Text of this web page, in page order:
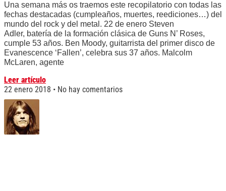
Una semana más os traemos este recopilatorio con todas las
fechas destacadas (cumpleaños, muertes, reediciones…) del
mundo del rock y del metal. 22 de enero Steven
Adler, batería de la formación clásica de Guns N’ Roses,
cumple 53 años. Ben Moody, guitarrista del primer disco de
Evanescence ‘Fallen’, celebra sus 37 años. Malcolm
McLaren, agente
Leer artículo
22 enero 2018
No hay comentarios